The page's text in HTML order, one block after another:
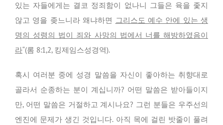
있는 자들에게는 결코 정죄함이 없나니 그들은 육을 좇지
않고 영을 좆느니라 왜냐하면 그리스도 예수 안에 있는 생
명의 성령의 법이 죄와 사망의 법에서 너를 해방하였음이
라“(롬 8:1,2, 킹제임스성경역).
혹시 여러분 중에 성경 말씀을 자신이 좋아하는 취향대로
골라서 순종하는 분이 계십니까? 어떤 말씀은 받아들이지
만, 어떤 말씀은 거절하고 계시나요? 그런 분들은 우주선의
엔진에 문제가 생긴 것입니다. 아직 목에 걸린 밧줄이 풀려